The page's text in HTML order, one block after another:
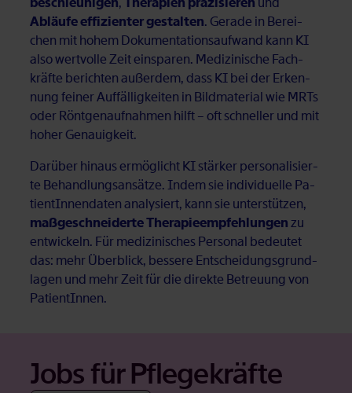
Abläufe effizienter gestalten. Ge­ra­de in Be­rei­
chen mit ho­hem Do­ku­men­ta­ti­ons­auf­wand kann KI
also wert­vol­le Zeit ein­spa­ren. Me­di­zi­ni­sche Fach­
kräf­te be­rich­ten au­ßer­dem, dass KI bei der Er­ken­
nung fei­ner Auf­fäl­lig­kei­ten in Bild­ma­te­ri­al wie MRTs
oder Rönt­gen­auf­nah­men hilft – oft schnel­ler und mit
ho­her Ge­nau­ig­keit.
Dar­über hin­aus er­mög­licht KI stär­ker per­so­na­li­sier­
te Be­hand­lungs­an­sät­ze. In­dem sie in­di­vi­du­el­le Pa­
ti­en­tIn­nen­da­ten ana­ly­siert, kann sie un­ter­stüt­zen,
maßgeschneiderte Therapieempfehlungenzu
ent­wi­ckeln. Für me­di­zi­ni­sches Per­so­nal be­deu­tet
das: mehr Über­blick, bes­se­re Ent­schei­dungs­grund­
la­gen und mehr Zeit für die di­rek­te Be­treu­ung von
Pa­ti­en­tIn­nen.
Jobs für Pfle­ge­kräf­te